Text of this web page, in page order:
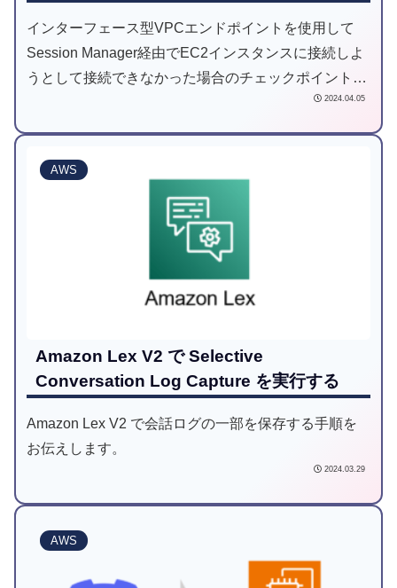
インターフェース型VPCエンドポイントを使用して
Session Manager経由でEC2インスタンスに接続しよ
うとして接続できなかった場合のチェックポイントと
してDNSまわりの設定を確認することがお勧めである
2024.04.05
AWS
Amazon Lex V2 で Selective
Conversation Log Capture を実行する
Amazon Lex V2 で会話ログの一部を保存する手順を
お伝えします。
2024.03.29
AWS